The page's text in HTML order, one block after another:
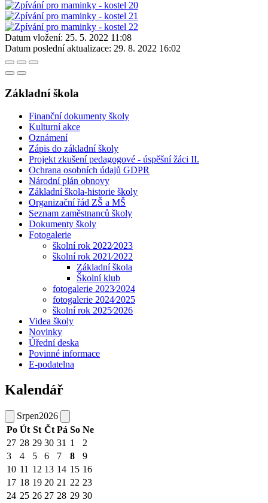
Datum vložení: 25. 5. 2022 11:08
Datum poslední aktualizace: 29. 8. 2022 16:02
Základní škola
Finanční dokumenty školy
Kulturní akce
Oznámení
Zápis do základní školy
Projekt zkušení pedagogové - úspěšní žáci II.
Ochrana osobních údajů GDPR
Národní plán obnovy
Základní škola-historie školy
Organizační řád ZŠ a MŠ
Seznam zaměstnanců školy
Dokumenty školy
Fotogalerie
školní rok 2022⁄2023
školní rok 2021⁄2022
Základní škola
Školní klub
fotogalerie 2023⁄2024
fotogalerie 2024⁄2025
školní rok 2025⁄2026
Videa školy
Novinky
Úřední deska
Povinné informace
E-podatelna
Kalendář
Srpen2026
Po Út St Čt Pá So Ne
27 28 29 30 31 1
2
3
4 5 6 7 8
9
10 11 12 13 14 15 16
17 18 19 20 21 22 23
24 25 26 27 28 29 30